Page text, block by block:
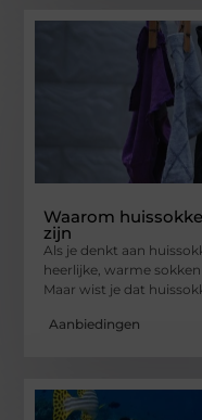
Waarom
zijn
Als je denkt aan
heerlijke, warme
Maar wist je dat
Aanbiedingen